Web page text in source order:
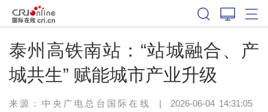
泰州高铁南站：“站城融合、产
城共生” 赋能城市产业升级
来源：中央广电总台国际在线 | 2026-06-04 14:31:05